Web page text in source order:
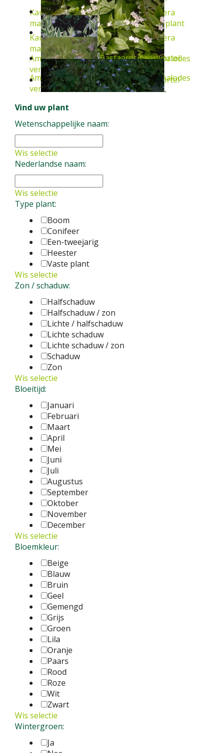
Kaukasische vergeet-mij-nietBrunnera
macrophylla 'Dawson's White'Vaste plant
Kaukasische vergeet-mij-nietBrunnera
macrophyllaVaste plant
Amerikaans vergeet-mij-nietjeOmphalodes
vernaVaste plant
Amerikaans vergeet-mij-nietjeOmphalodes
verna 'Alba'Vaste plant
Bastaardsmeerwortel
Symphytum x uplandicum 'Variegatum'
plant
Bastaardsmeerwortel
Symphytum x uplandicum
Vind uw plant
Wetenschappelijke naam:
Wis selectie
Nederlandse naam:
Wis selectie
Type plant:
Boom
Conifeer
Een-tweejarig
Heester
Vaste plant
Wis selectie
Zon / schaduw:
Halfschaduw
Halfschaduw / zon
Lichte / halfschaduw
Lichte schaduw
Lichte schaduw / zon
Schaduw
Zon
Wis selectie
Bloeitijd:
Januari
Februari
Maart
April
Mei
Juni
Juli
Augustus
September
Oktober
November
December
Wis selectie
Bloemkleur:
Beige
Blauw
Bruin
Geel
Gemengd
Grijs
Groen
Lila
Oranje
Paars
Rood
Roze
Wit
Zwart
Wis selectie
Wintergroen:
Ja